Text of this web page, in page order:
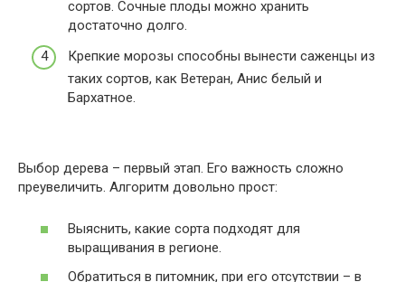
сортов. Сочные плоды можно хранить
достаточно долго.
Крепкие морозы способны вынести саженцы из
таких сортов, как Ветеран, Анис белый и
Бархатное.
Выбор дерева – первый этап. Его важность сложно
преувеличить. Алгоритм довольно прост:
Выяснить, какие сорта подходят для
выращивания в регионе.
Обратиться в питомник, при его отсутствии – в